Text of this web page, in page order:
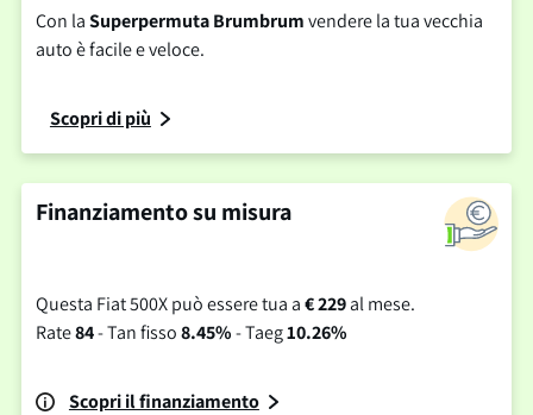
Con laSuperpermuta Brumbrumvendere la tua vecchia
auto è facile e veloce.
Scopri di più
Finanziamento su misura
Questa Fiat 500X può essere tua a€ 229al mese.
Rate84- Tan fisso8.45%- Taeg10.26%
Scopri il finanziamento